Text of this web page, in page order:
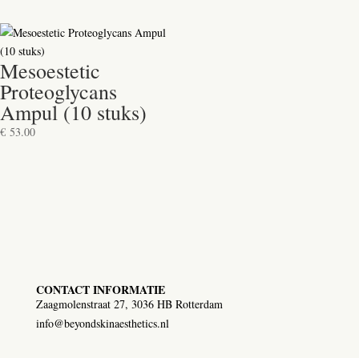
Mesoestetic
Proteoglycans
Ampul (10 stuks)
€ 53.00
CONTACT INFORMATIE
Zaagmolenstraat 27, 3036 HB Rotterdam
info@beyondskinaesthetics.nl